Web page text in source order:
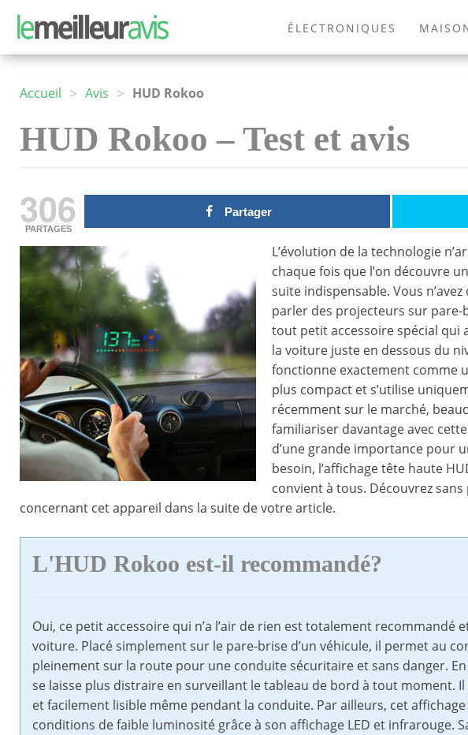
ÉLECTRONIQUES
MODE EXTÉRIEUR
Accueil > Avis > HUD Rokoo
HUD Rokoo – Test et avis
306
PARTAGES
Partager
L’évolution de la technologie
chaque fois que l’on découvre
suite indispensable. Vous
parler des projecteurs sur pare-
tout petit accessoire spécial qui
la voiture juste en dessous du
fonctionne exactement comme
plus compact et s’utilise
récemment sur le marché,
familiariser davantage avec
d’une grande importance pour
besoin, l’affichage tête haute
convient à tous. Découvrez
concernant cet appareil dans la suite de votre article.
L'HUD Rokoo est-il recommandé?
Oui, ce petit accessoire qui n’a l’air de rien est totalement recommandé
voiture. Placé simplement sur le pare-brise d’un véhicule, il permet au
pleinement sur la route pour une conduite sécuritaire et sans danger.
se laisse plus distraire en surveillant le tableau de bord à tout moment.
et facilement lisible même pendant la conduite. Par ailleurs, cet
conditions de faible luminosité grâce à son affichage LED et infrarouge.